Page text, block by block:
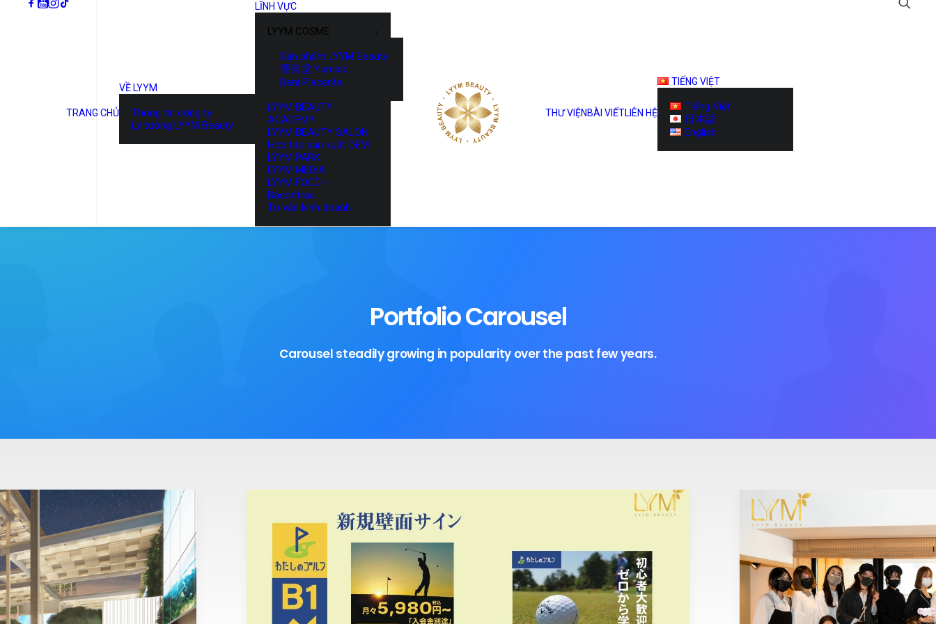
TRANG CHỦ
VỀ LYYM
Thông tin công ty
Lý tưởng LYYM Beauty
LĨNH VỰC
LYYM COSME
Sản phẩm LYYM Beauty
優美堂 Yumido
Beni Placenta
LYYM BEAUTY
ACADEMY
LYYM BEAUTY SALON
Hợp tác sản xuất OEM
LYYM PARK
LYYM MEDIA
LYYM FOOD –
Bacontrau
Tư vấn kinh doanh
THƯ VIỆN BÀI VIẾTLIÊN HỆ
TIẾNG VIỆT
Tiếng Việt
日本語
English
Portfolio Carousel
Carousel steadily growing in popularity over the past few years.